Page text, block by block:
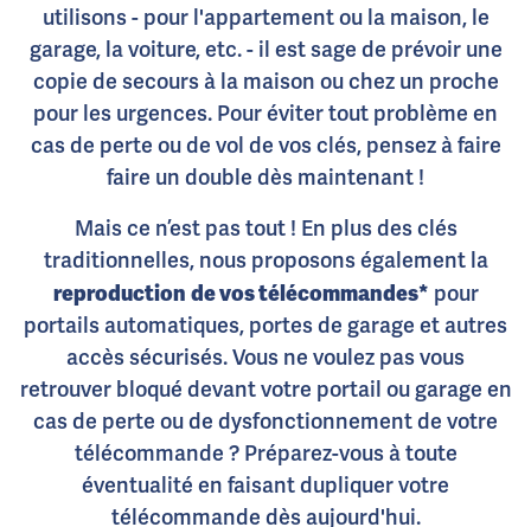
utilisons - pour l'appartement ou la maison, le
garage, la voiture, etc. - il est sage de prévoir une
copie de secours à la maison ou chez un proche
pour les urgences. Pour éviter tout problème en
cas de perte ou de vol de vos clés, pensez à faire
faire un double dès maintenant !
Mais ce n’est pas tout ! En plus des clés
traditionnelles, nous proposons également la
reproduction de vos télécommandes* pour
portails automatiques, portes de garage et autres
accès sécurisés. Vous ne voulez pas vous
retrouver bloqué devant votre portail ou garage en
cas de perte ou de dysfonctionnement de votre
télécommande ? Préparez-vous à toute
éventualité en faisant dupliquer votre
télécommande dès aujourd'hui.